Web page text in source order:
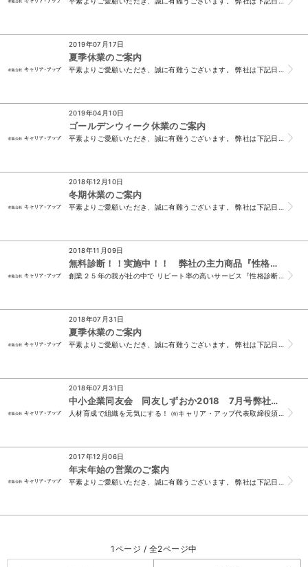
2019年07月17日
夏季休業のご案内
2019年04月10日
ゴールデンウィーク休業のご案内
2018年12月10日
冬期休業のご案内
2018年11月09日
無料診断！！実施中！！ 弊社の主力商品『性格診断検査』
2018年07月31日
夏季休業のご案内
2018年07月31日
中小企業同友会 同友しずおか2018 7月号弊社が掲載されました
2017年12月06日
年末年始の営業のご案内
1ページ / 全2ページ中